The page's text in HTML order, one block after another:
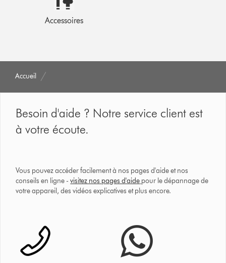
Accessoires
Accueil
Besoin d'aide ? Notre service client est
à votre écoute.
Vous pouvez accéder facilement à nos pages d'aide et nos
conseils en ligne -visitez nos pages d'aide pour le dépannage de
votre appareil, des vidéos explicatives et plus encore.